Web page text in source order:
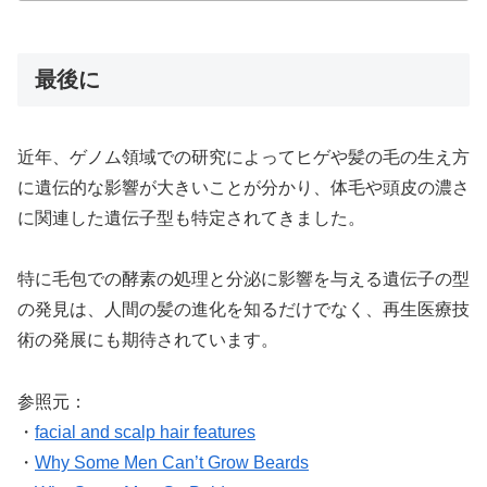
最後に
近年、ゲノム領域での研究によってヒゲや髪の毛の生え方
に遺伝的な影響が大きいことが分かり、体毛や頭皮の濃さ
に関連した遺伝子型も特定されてきました。
特に毛包での酵素の処理と分泌に影響を与える遺伝子の型
の発見は、人間の髪の進化を知るだけでなく、再生医療技
術の発展にも期待されています。
参照元：
・ facial and scalp hair features
・ Why Some Men Can’t Grow Beards